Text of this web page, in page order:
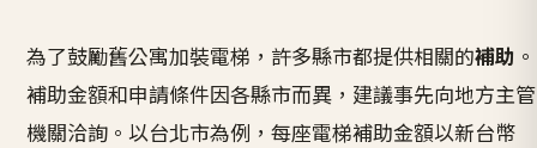
為了鼓勵舊公寓加裝電梯，許多縣市都提供相關的補助 。
補助金額和申請條件因各縣市而異，建議事先向地方主管
機關洽詢。以台北市為例，每座電梯補助金額以新台幣